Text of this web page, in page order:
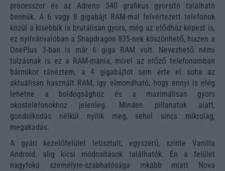
processzor és az Adreno 540 grafikus gyorsító található
bennük. A 6 vagy 8 gigabájt RAM-mal felvértezett telefonok
közül a kisebbik is brutálisan gyors, még az elődhöz képest is,
ez nyilvánvalóban a Snapdragon 835-nek köszönhető, hiszen a
OnePlus 3-ban is már 6 giga RAM volt. Nevezhető némi
túlzásnak is ez a RAM-mánia, mivel az előző telefonomban
bármikor ránéztem, a 4 gigabájtot sem érte el soha az
aktuálisan használt RAM, így elmondható, hogy ennyi is elég
lehetne a boldogsághoz és a maximálisan gyors
okostelefonokhoz jelenleg. Minden pillanatok alatt,
gondolkodás nélkül nyílik meg, sehol sincs mikrolag,
megakadás.
A gyári kezelőfelület letisztult, egyszerű, szinte Vanilla
Android, alig kicsi módosítások találhatók. Én a felület
nagyfokú személyre-szabhatósága inkább miatt Nova